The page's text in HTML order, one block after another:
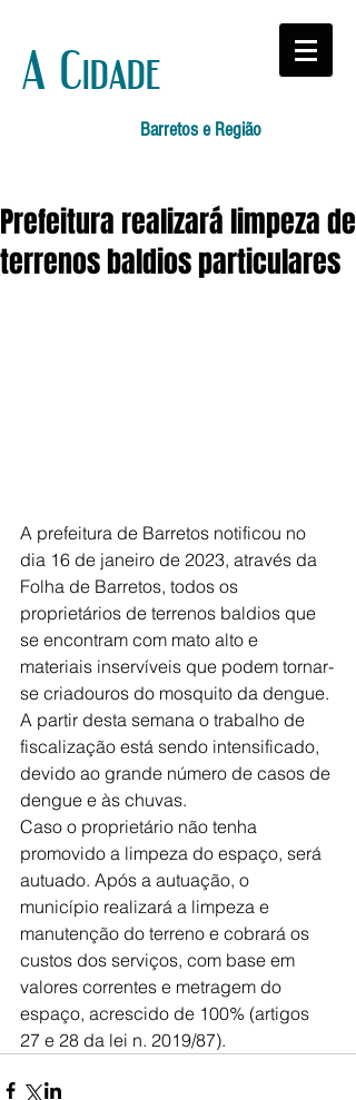
A Cidade
Barretos e Região
Prefeitura realizará limpeza de
terrenos baldios particulares
A prefeitura de Barretos notificou no
dia 16 de janeiro de 2023, através da
Folha de Barretos, todos os
proprietários de terrenos baldios que
se encontram com mato alto e
materiais inservíveis que podem tornar-
se criadouros do mosquito da dengue.
A partir desta semana o trabalho de
fiscalização está sendo intensificado,
devido ao grande número de casos de
dengue e às chuvas.
Caso o proprietário não tenha
promovido a limpeza do espaço, será
autuado. Após a autuação, o
município realizará a limpeza e
manutenção do terreno e cobrará os
custos dos serviços, com base em
valores correntes e metragem do
espaço, acrescido de 100% (artigos
27 e 28 da lei n. 2019/87).